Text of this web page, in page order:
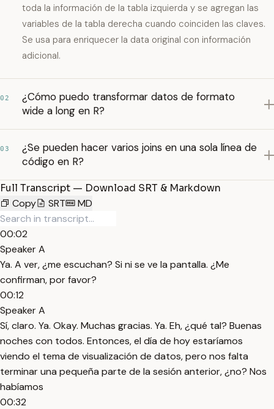
toda la información de la tabla izquierda y se agregan las
variables de la tabla derecha cuando coinciden las claves.
Se usa para enriquecer la data original con información
adicional.
02
¿Cómo puedo transformar datos de formato
wide a long en R?
03
¿Se pueden hacer varios joins en una sola línea de
código en R?
Full Transcript — Download SRT & Markdown
Copy
SRT MD
00:02
Speaker A
Ya. A ver, ¿me escuchan? Si ni se ve la pantalla. ¿Me
confirman, por favor?
00:12
Speaker A
Sí, claro. Ya. Okay. Muchas gracias. Ya. Eh, ¿qué tal? Buenas
noches con todos. Entonces, el día de hoy estaríamos
viendo el tema de visualización de datos, pero nos falta
terminar una pequeña parte de la sesión anterior, ¿no? Nos
habíamos
00:32